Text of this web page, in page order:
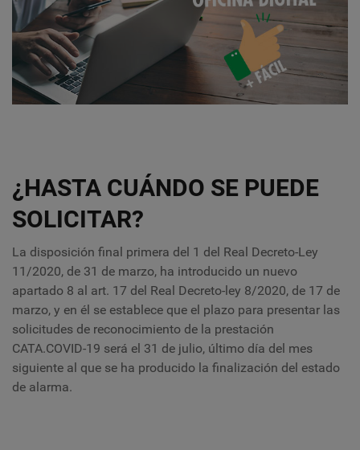
¿HASTA CUÁNDO SE PUEDE
SOLICITAR?
La disposición final primera del 1 del Real Decreto-Ley
11/2020, de 31 de marzo, ha introducido un nuevo
apartado 8 al art. 17 del Real Decreto-ley 8/2020, de 17 de
marzo, y en él se establece que el plazo para presentar las
solicitudes de reconocimiento de la prestación
CATA.COVID-19 será el 31 de julio, último día del mes
siguiente al que se ha producido la finalización del estado
de alarma.